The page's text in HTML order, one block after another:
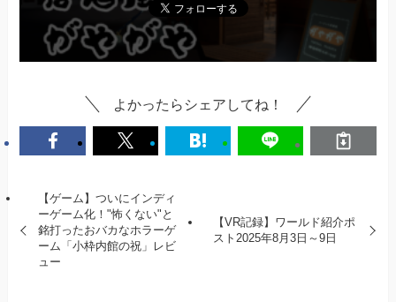
よかったらシェアしてね！
【ゲーム】ついにインディ
ーゲーム化！"怖くない"と
銘打ったおバカなホラーゲ
ーム「小枠内館の祝」レビ
ュー
【VR記録】ワールド紹介ポ
スト2025年8月3日～9日